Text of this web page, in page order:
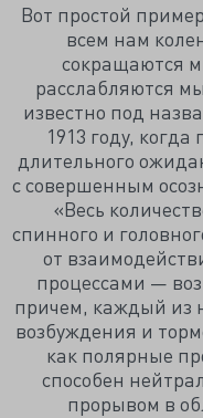
Вот простой
всем нам
сокращаются
расслабляются
известно под
1913 году,
длительного
с совершенным
«Весь
спинного и
от
процессами —
причем, каждый из
возбуждения и
как полярные
способен
прорывом в